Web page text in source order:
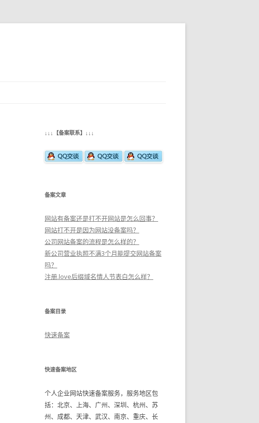
↓↓↓【备案联系】↓↓↓
备案文章
网站有备案还是打不开网站是怎么回事？
网站打不开是因为网站没备案吗？
公司网站备案的流程是怎么样的？
新公司营业执照不满3个月能提交网站备案
吗？
注册.love后缀域名情人节表白怎么样？
备案目录
快速备案
快速备案地区
个人企业网站快速备案服务，服务地区包
括：北京、上海、广州、深圳、杭州、苏
州、成都、天津、武汉、南京、重庆、长